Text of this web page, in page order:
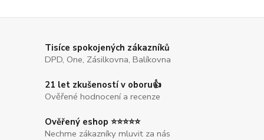
Tisíce spokojených zákazníků
DPD, One, Zásilkovna, Balíkovna
21 let zkušeností v oboru👍
Ověřené hodnocení a recenze
Ověřený eshop ⭐⭐⭐⭐⭐
Nechme zákazníky mluvit za nás